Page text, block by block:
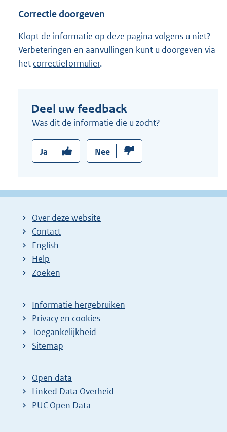
Correctie doorgeven
Klopt de informatie op deze pagina volgens u niet?
Verbeteringen en aanvullingen kunt u doorgeven via
het correctieformulier.
Deel uw feedback
Was dit de informatie die u zocht?
Ja Nee
Over deze website
Contact
English
Help
Zoeken
Informatie hergebruiken
Privacy en cookies
Toegankelijkheid
Sitemap
Open data
Linked Data Overheid
PUC Open Data